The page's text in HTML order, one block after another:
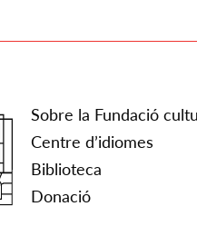
Sobre la Fundació
Centre d’idiomes
Biblioteca
Donació